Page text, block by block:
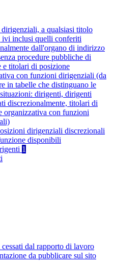
a qualsiasi titolo
ivi inclusi quelli conferiti
dall'organo di indirizzo
procedure pubbliche di
e titolari di posizione
con funzioni dirigenziali (da
in tabelle che distinguano le
dirigenti, dirigenti
discrezionalmente, titolari di
organizzativa con funzioni
dirigenziali discrezionali
disponibili
1
dal rapporto di lavoro
da pubblicare sul sito